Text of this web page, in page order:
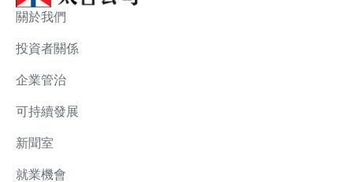
關於我們
投資者關係
企業管治
可持續發展
新聞室
就業機會